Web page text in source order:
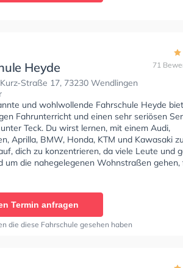
Heyde
Straße 17, 73230 Wendlingen
71
und wohlwollende Fahrschule Heyde
Fahrunterricht und einen sehr seriösen
Teck. Du wirst lernen, mit einem Audi,
Aprilla, BMW, Honda, KTM und Kawasaki
dich zu konzentrieren, da viele Leute und
um die nahegelegenen Wohnstraßen gehen,
Die Fahrschule bietet Herausragende
Klasse BF17, Klasse A2, Klasse L und Mofa -
zu erhalten. In der Fahrschule Heyde
Termin online anfragen.
Termin anfragen
die diese Fahrschule gesehen haben